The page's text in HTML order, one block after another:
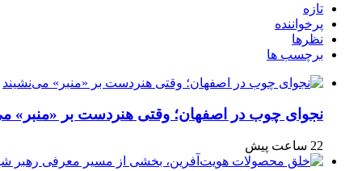
تازه
پرخواننده
نظرها
برچسب ها
نجوای چوب در اصفهان؛ وقتی هنردست بر «منبر»
22 ساعت پیش